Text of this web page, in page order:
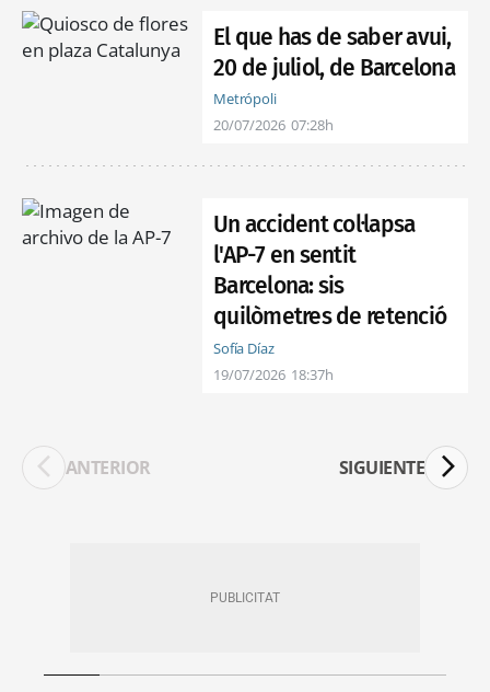
El que has de saber avui,
20 de juliol, de Barcelona
Metrópoli
20/07/2026 07:28h
Un accident col·lapsa
l'AP-7 en sentit
Barcelona: sis
quilòmetres de retenció
Sofía Díaz
19/07/2026 18:37h
ANTERIOR SIGUIENTE